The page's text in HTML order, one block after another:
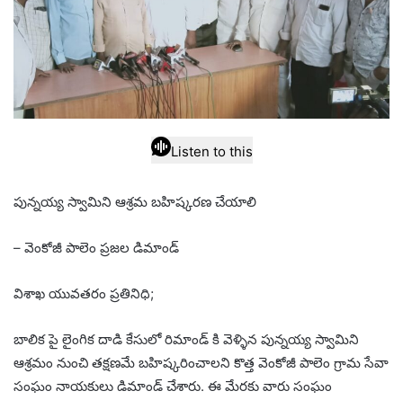
Listen to this
పున్నయ్య స్వామిని ఆశ్రమ బహిష్కరణ చేయాలి
– వెంకోజీ పాలెం ప్రజల డిమాండ్
విశాఖ యువతరం ప్రతినిధి;
బాలిక పై లైంగిక దాడి కేసులో రిమాండ్ కి వెళ్ళిన పున్నయ్య స్వామిని
ఆశ్రమం నుంచి తక్షణమే బహిష్కరించాలని కొత్త వెంకోజీ పాలెం గ్రామ సేవా
సంఘం నాయకులు డిమాండ్ చేశారు. ఈ మేరకు వారు సంఘం